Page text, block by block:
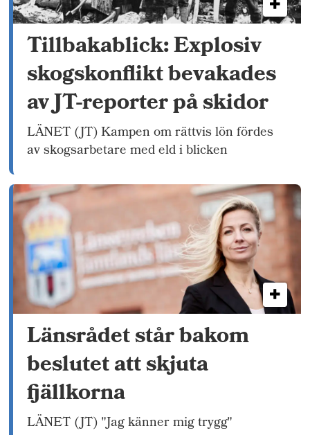
Tillbakablick: Explosiv
skogskonflikt bevakades
av JT-reporter på skidor
LÄNET (JT) Kampen om rättvis lön fördes
av skogsarbetare med eld i blicken
Länsrådet står bakom
beslutet att skjuta
fjällkorna
LÄNET (JT) "Jag känner mig trygg"